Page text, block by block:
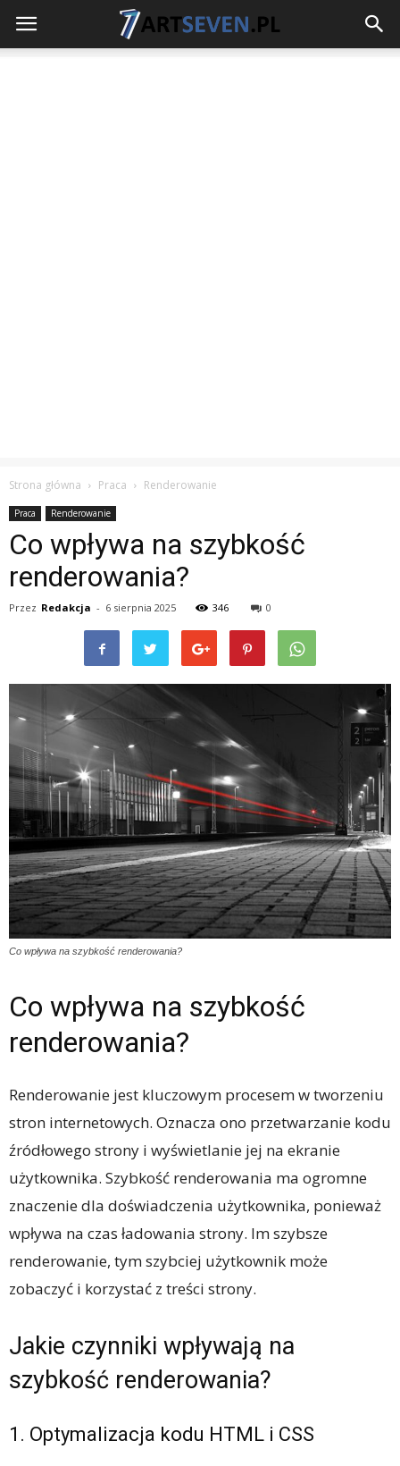
Strona główna Praca Renderowanie
Praca Renderowanie
Co wpływa na szybkość
renderowania?
Przez Redakcja - 6 sierpnia 2025 346 0
Co wpływa na szybkość renderowania?
Co wpływa na szybkość
renderowania?
Renderowanie jest kluczowym procesem w tworzeniu
stron internetowych. Oznacza ono przetwarzanie kodu
źródłowego strony i wyświetlanie jej na ekranie
użytkownika. Szybkość renderowania ma ogromne
znaczenie dla doświadczenia użytkownika, ponieważ
wpływa na czas ładowania strony. Im szybsze
renderowanie, tym szybciej użytkownik może
zobaczyć i korzystać z treści strony.
Jakie czynniki wpływają na
szybkość renderowania?
1. Optymalizacja kodu HTML i CSS